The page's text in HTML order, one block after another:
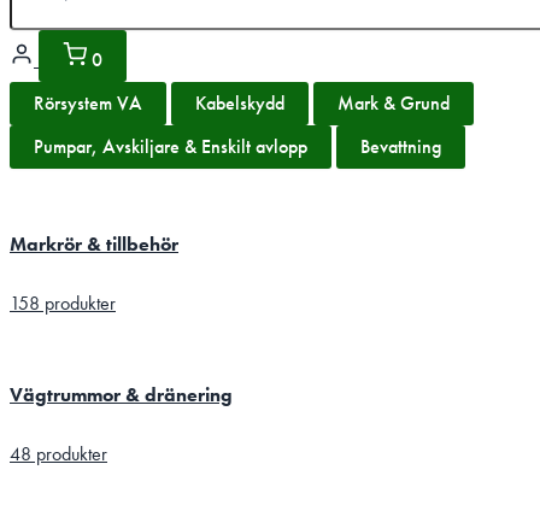
0
Rörsystem VA
Kabelskydd
Mark & Grund
Pumpar, Avskiljare & Enskilt avlopp
Bevattning
Markrör & tillbehör
158 produkter
Vägtrummor & dränering
48 produkter